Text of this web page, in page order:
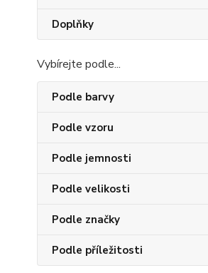
Doplňky
Vybírejte podle...
Podle barvy
Podle vzoru
Podle jemnosti
Podle velikosti
Podle značky
Podle příležitosti